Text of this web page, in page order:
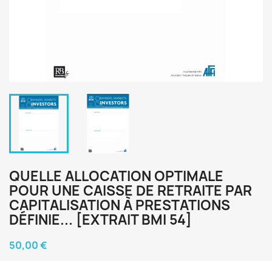
QUELLE ALLOCATION OPTIMALE
POUR UNE CAISSE DE RETRAITE PAR
CAPITALISATION À PRESTATIONS
DÉFINIE... [EXTRAIT BMI 54]
50,00 €